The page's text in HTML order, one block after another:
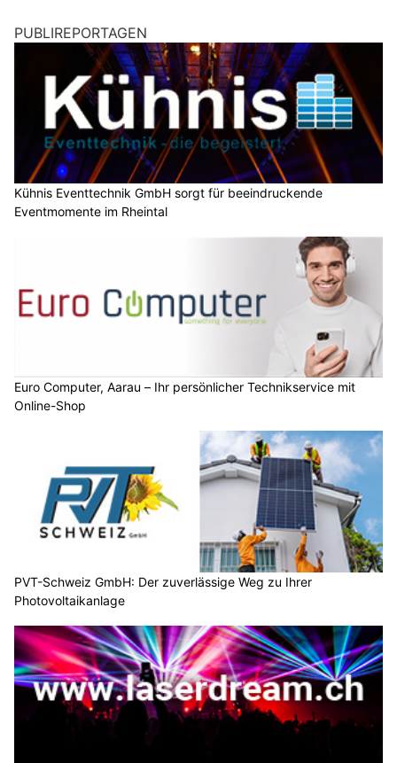
PUBLIREPORTAGEN
Kühnis Eventtechnik GmbH sorgt für beeindruckende
Eventmomente im Rheintal
Euro Computer, Aarau – Ihr persönlicher Technikservice mit
Online-Shop
PVT-Schweiz GmbH: Der zuverlässige Weg zu Ihrer
Photovoltaikanlage